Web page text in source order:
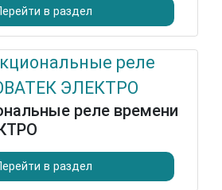
в раздел
реле времени
в раздел